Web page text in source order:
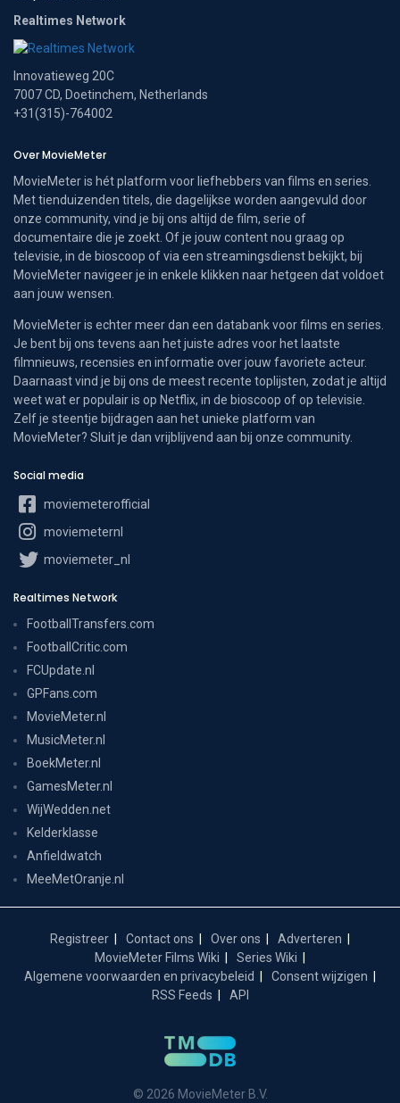
Realtimes Network
Innovatieweg 20C
7007 CD, Doetinchem, Netherlands
+31(315)-764002
Over MovieMeter
MovieMeter is hét platform voor liefhebbers van films en series.
Met tienduizenden titels, die dagelijkse worden aangevuld door
onze community, vind je bij ons altijd de film, serie of
documentaire die je zoekt. Of je jouw content nou graag op
televisie, in de bioscoop of via een streamingsdienst bekijkt, bij
MovieMeter navigeer je in enkele klikken naar hetgeen dat voldoet
aan jouw wensen.
MovieMeter is echter meer dan een databank voor films en series.
Je bent bij ons tevens aan het juiste adres voor het laatste
filmnieuws, recensies en informatie over jouw favoriete acteur.
Daarnaast vind je bij ons de meest recente toplijsten, zodat je altijd
weet wat er populair is op Netflix, in de bioscoop of op televisie.
Zelf je steentje bijdragen aan het unieke platform van
MovieMeter? Sluit je dan vrijblijvend aan bij onze community.
Social media
moviemeterofficial
moviemeternl
moviemeter_nl
Realtimes Network
FootballTransfers.com
FootballCritic.com
FCUpdate.nl
GPFans.com
MovieMeter.nl
MusicMeter.nl
BoekMeter.nl
GamesMeter.nl
WijWedden.net
Kelderklasse
Anfieldwatch
MeeMetOranje.nl
Registreer Contact ons Over ons
Adverteren
MovieMeter Films Wiki
Series Wiki
Algemene voorwaarden en privacybeleid
Consent wijzigen
RSS Feeds
API
© 2026 MovieMeter B.V.